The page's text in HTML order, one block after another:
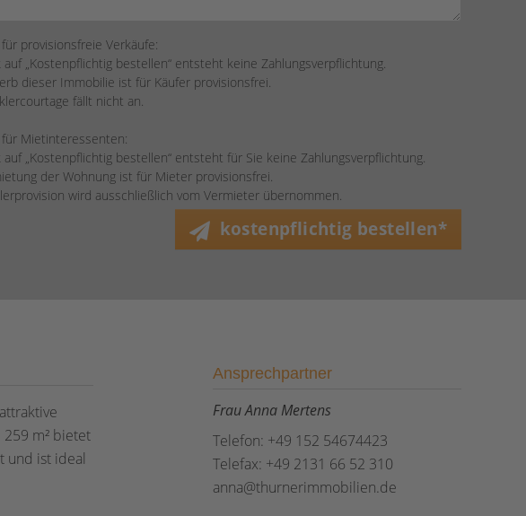
provisionsfreie Verkäufe:
auf „Kostenpflichtig bestellen“ entsteht keine Zahlungsverpflichtung.
dieser Immobilie ist für Käufer provisionsfrei.
fällt nicht an.
Mietinteressenten:
auf „Kostenpflichtig bestellen“ entsteht für Sie keine Zahlungsverpflichtung.
der Wohnung ist für Mieter provisionsfrei.
wird ausschließlich vom Vermieter übernommen.
kostenpflichtig bestellen*
m² bietet
und ist ideal
Ansprechpartner
Frau Anna Mertens
Telefon: +49 152 54674423
Telefax: +49 2131 66 52 310
anna@thurnerimmobilien.de